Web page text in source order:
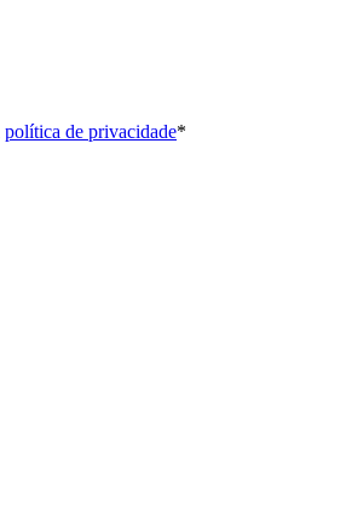
política de privacidade*